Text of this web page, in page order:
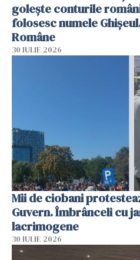
golește conturile
folosesc numele
Române
30 IULIE 2026
Mii de ciobani
Guvern. Îmbrânceli cu
lacrimogene
30 IULIE 2026